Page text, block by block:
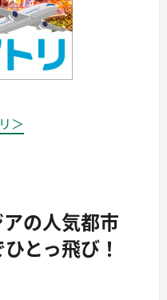
＞
の人気都市
とっ飛び！